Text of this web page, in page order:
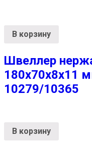
В корзину
Швеллер
180х70х8х11
10279/10365
В корзину